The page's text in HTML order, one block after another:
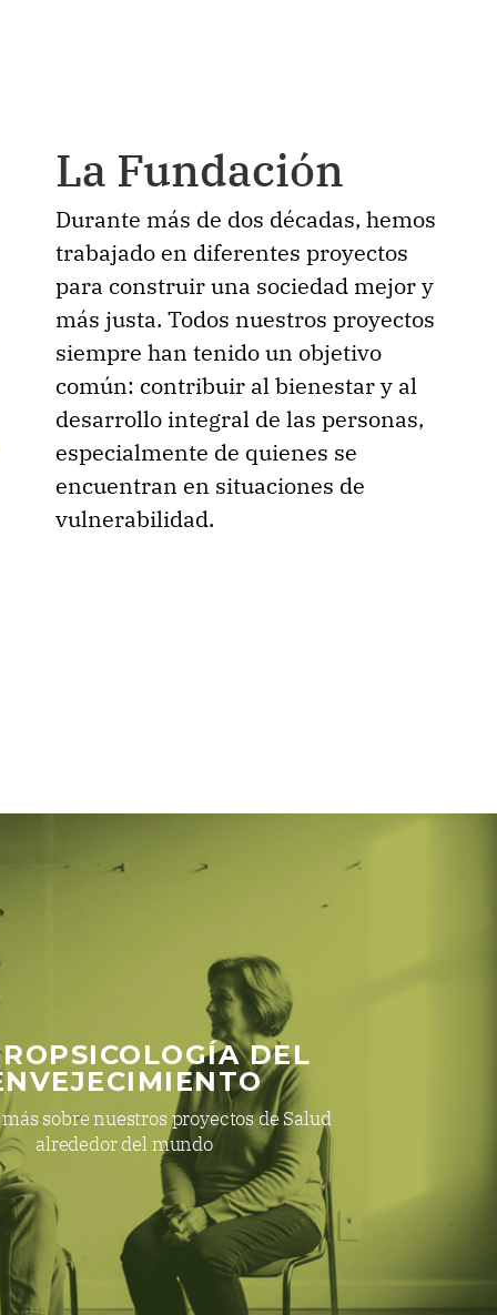
La Fundación
Durante más de dos décadas, hemos
trabajado en diferentes proyectos
para construir una sociedad mejor y
más justa. Todos nuestros proyectos
siempre han tenido un objetivo
común: contribuir al bienestar y al
desarrollo integral de las personas,
especialmente de quienes se
encuentran en situaciones de
vulnerabilidad.
DEL
sobre nuestros proyectos de Salud
alrededor del mundo